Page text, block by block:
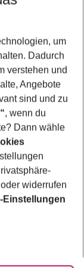
um
Dadurch
verstehen und
Angebote
sind und zu
, wenn du
Dann wähle
widerrufen
Einstellungen